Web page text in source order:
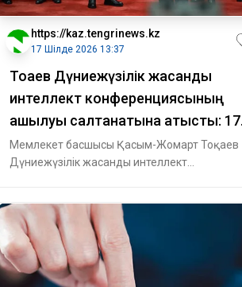
https://kaz.tengrinews.kz
17 Шілде 2026 13:37
Тоқаев Дүниежүзілік жасанды
интеллект конференциясының
ашылуы салтанатына қатысты: 17
шілде 13:34 жаңалықтар
Мемлекет басшысы Қасым-Жомарт Тоқаев
Дүниежүзілік жасанды интеллект